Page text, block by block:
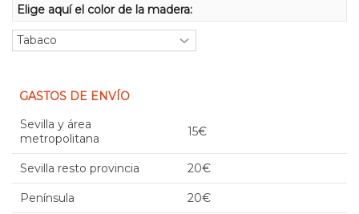
Elige aquí el color de la madera:
GASTOS DE ENVÍO
Sevilla y área
metropolitana
15€
Sevilla resto provincia 20€
Península 20€